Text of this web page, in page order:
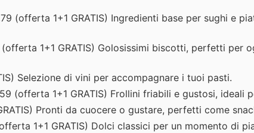
(offerta 1+1 GRATIS) Ingredienti base per sughi e
1+1 GRATIS) Golosissimi biscotti, perfetti per
Selezione di vini per accompagnare i tuoi pasti.
(offerta 1+1 GRATIS) Frollini friabili e gustosi, ideali
Pronti da cuocere o gustare, perfetti come
1+1 GRATIS) Dolci classici per un momento di